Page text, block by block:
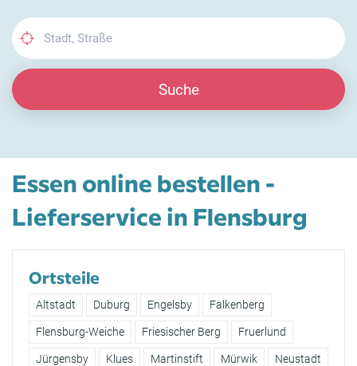
Suche
Essen online bestellen -
Lieferservice in Flensburg
Ortsteile
Altstadt Duburg Engelsby Falkenberg
Flensburg-Weiche Friesischer Berg Fruerlund
Jürgensby Klues Martinstift Mürwik Neustadt